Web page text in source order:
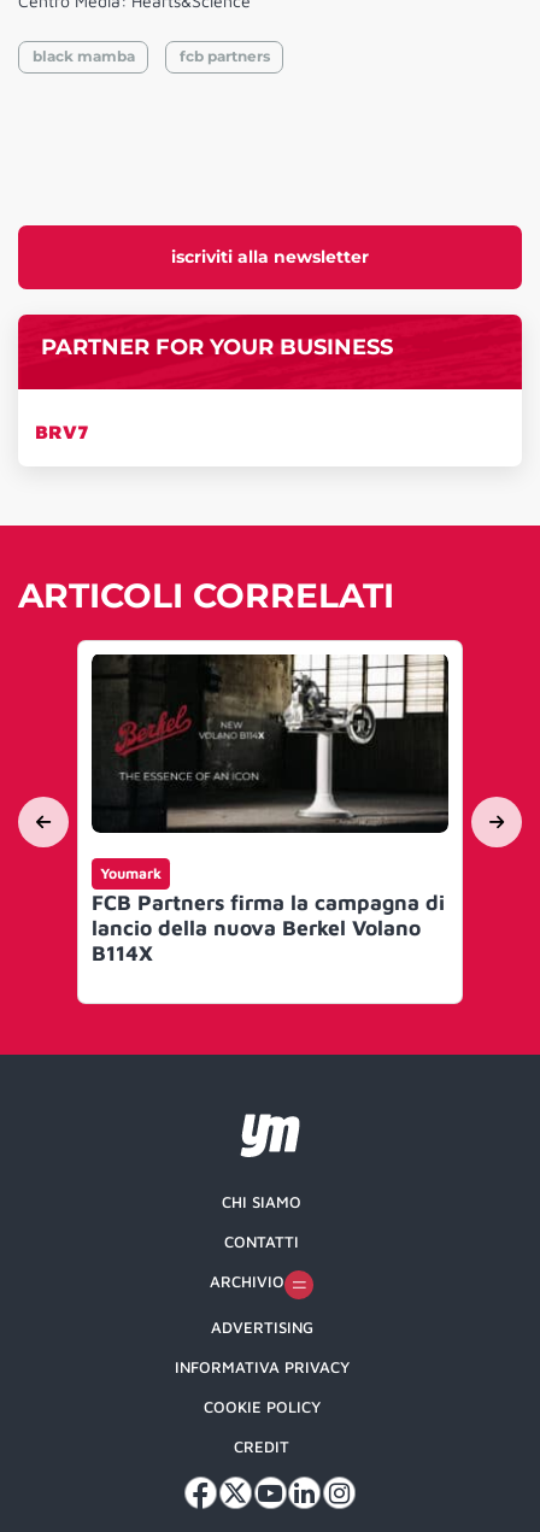
iscriviti alla newsletter
PARTNER FOR YOUR BUSINESS
BRV7
black mamba fcb partners
ARTICOLI CORRELATI
Youmark
FCB Partners firma la campagna di
lancio della nuova Berkel Volano
B114X
CHI SIAMO
CONTATTI
ARCHIVIO
ADVERTISING
INFORMATIVA PRIVACY
COOKIE POLICY
CREDIT